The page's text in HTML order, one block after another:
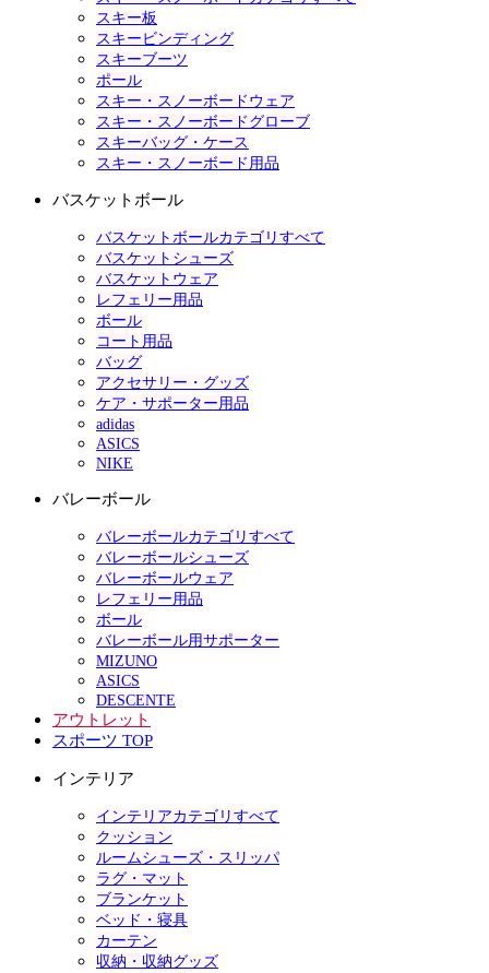
スキー板
スキービンディング
スキーブーツ
ポール
スキー・スノーボードウェア
スキー・スノーボードグローブ
スキーバッグ・ケース
スキー・スノーボード用品
バスケットボール
バスケットボールカテゴリすべて
バスケットシューズ
バスケットウェア
レフェリー用品
ボール
コート用品
バッグ
アクセサリー・グッズ
ケア・サポーター用品
adidas
ASICS
NIKE
バレーボール
バレーボールカテゴリすべて
バレーボールシューズ
バレーボールウェア
レフェリー用品
ボール
バレーボール用サポーター
MIZUNO
ASICS
DESCENTE
アウトレット
スポーツ TOP
インテリア
インテリアカテゴリすべて
クッション
ルームシューズ・スリッパ
ラグ・マット
ブランケット
ベッド・寝具
カーテン
収納・収納グッズ